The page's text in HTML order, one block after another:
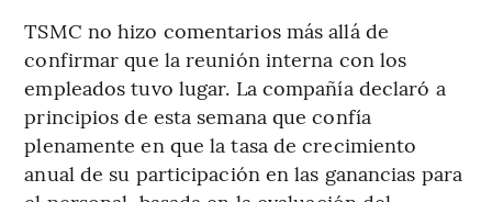
TSMC no hizo comentarios más allá de
confirmar que la reunión interna con los
empleados tuvo lugar. La compañía declaró a
principios de esta semana que confía
plenamente en que la tasa de crecimiento
anual de su participación en las ganancias para